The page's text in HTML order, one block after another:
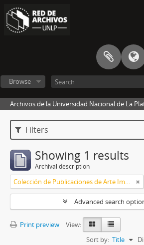
Browse
Archivos de la Universidad Nacional de La
Filters
Showing 1 results
Archival description
Colección de Publicaciones de Arte Impreso
Advanced search
Print preview
View:
Sort by: Title